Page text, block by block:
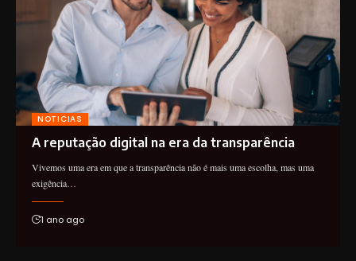
NOTICIAS
A reputação digital na era da transparência
Vivemos uma era em que a transparência não é mais uma escolha, mas uma
exigência…
1 ano ago